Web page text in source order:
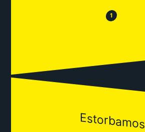
😒 1 😂
Estorbamos